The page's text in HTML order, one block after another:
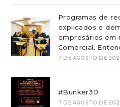
Programas de
explicados e
empresários em
Comercial.
7 DE AGOSTO DE
#Bunker3D
7 DE AGOSTO DE